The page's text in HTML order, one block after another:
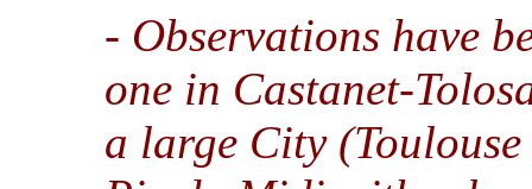
- Observations have
one in Castanet-
a large City